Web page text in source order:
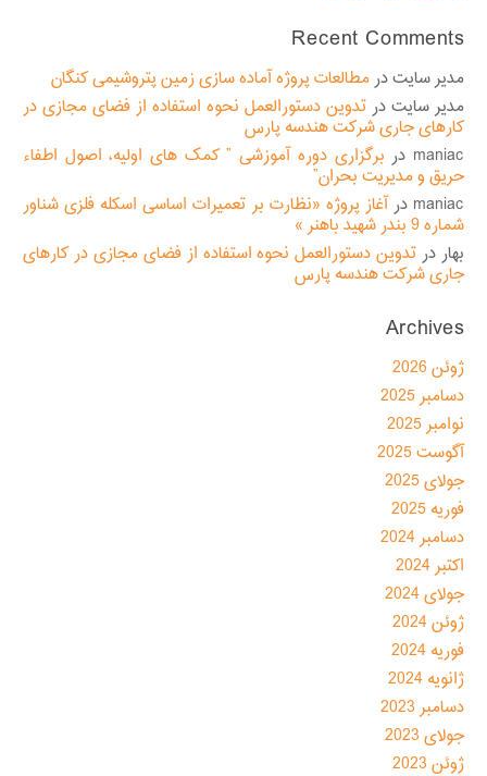
Recent Comments
مدیر سایتدر مطالعات پروژه آماده سازی زمین پتروشیمی کنگان
مدیر سایت در تدوین دستورالعمل نحوه استفاده از فضای مجازی در
کارهای جاری شرکت هندسه پارس
maniac در برگزاری دوره آموزشی ” کمک های اولیه، اصول اطفاء
حریق و مدیریت بحران”
maniac درآغاز پروژه «نظارت بر تعمیرات اساسی اسکله فلزی شناور
شماره 9 بندر شهید باهنر »
بهار در تدوین دستورالعمل نحوه استفاده از فضای مجازی در کارهای
جاری شرکت هندسه پارس
Archives
ژوئن 2026
دسامبر 2025
نوامبر 2025
آگوست 2025
جولای 2025
فوریه 2025
دسامبر 2024
اکتبر 2024
جولای 2024
ژوئن 2024
فوریه 2024
ژانویه 2024
دسامبر 2023
جولای 2023
ژوئن 2023